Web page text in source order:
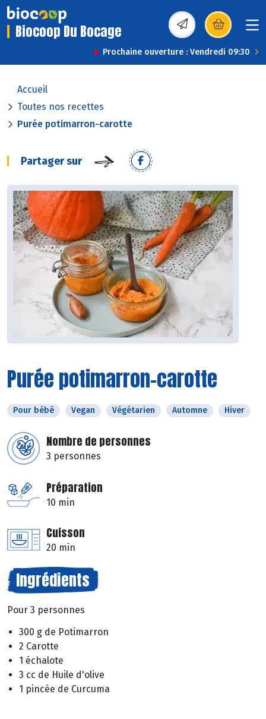
Biocoop Du Bocage (s’ouvre dans une
Prochaine ouverture : Vendredi 09:30
Accueil
Toutes nos recettes
Purée potimarron-carotte
Partager sur
Purée potimarron-carotte
Pour bébé Vegan Végétarien Automne Hiver
Nombre de personnes
3 personnes
Préparation
10 min
Cuisson
20 min
Ingrédients
Pour 3 personnes
300 g de Potimarron
2 Carotte
1 échalote
3 cc de Huile d'olive
1 pincée de Curcuma